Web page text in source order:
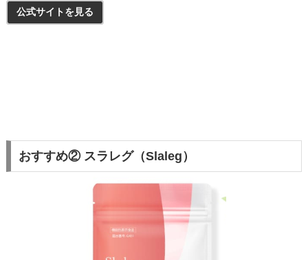
公式サイトを見る
おすすめ② スラレグ（Slaleg）